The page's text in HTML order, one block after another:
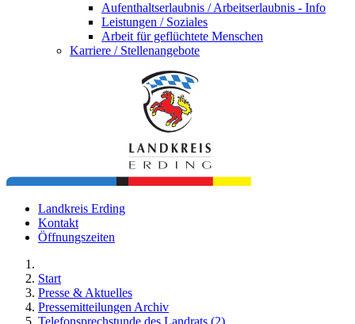
Aufenthaltserlaubnis / Arbeitserlaubnis - Info
Leistungen / Soziales
Arbeit für geflüchtete Menschen
Karriere / Stellenangebote
Landkreis Erding
Kontakt
Öffnungszeiten
Start
Presse & Aktuelles
Pressemitteilungen Archiv
Telefonsprechstunde des Landrats (2)